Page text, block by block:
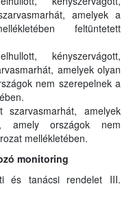
amelyek a
feltüntetett
kényszervágott,
amelyek olyan
nem szerepelnek a
amelyek
amely országok nem
mellékletében.
monitoring
és tanácsi rendelet III.